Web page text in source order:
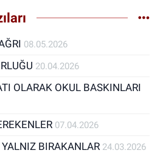
08.05.2026
20.04.2026
OLARAK OKUL BASKINLARI
07.04.2026
BIRAKANLAR 24.03.2026